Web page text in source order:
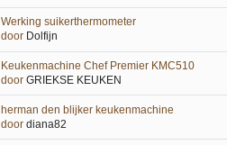
Werking suikerthermometer
door Dolfijn
Keukenmachine Chef Premier KMC510
door GRIEKSE KEUKEN
herman den blijker keukenmachine
door diana82